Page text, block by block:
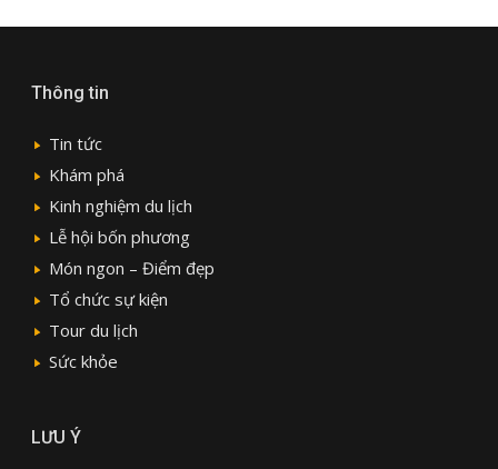
Thông tin
Tin tức
Khám phá
Kinh nghiệm du lịch
Lễ hội bốn phương
Món ngon – Điểm đẹp
Tổ chức sự kiện
Tour du lịch
Sức khỏe
LƯU Ý